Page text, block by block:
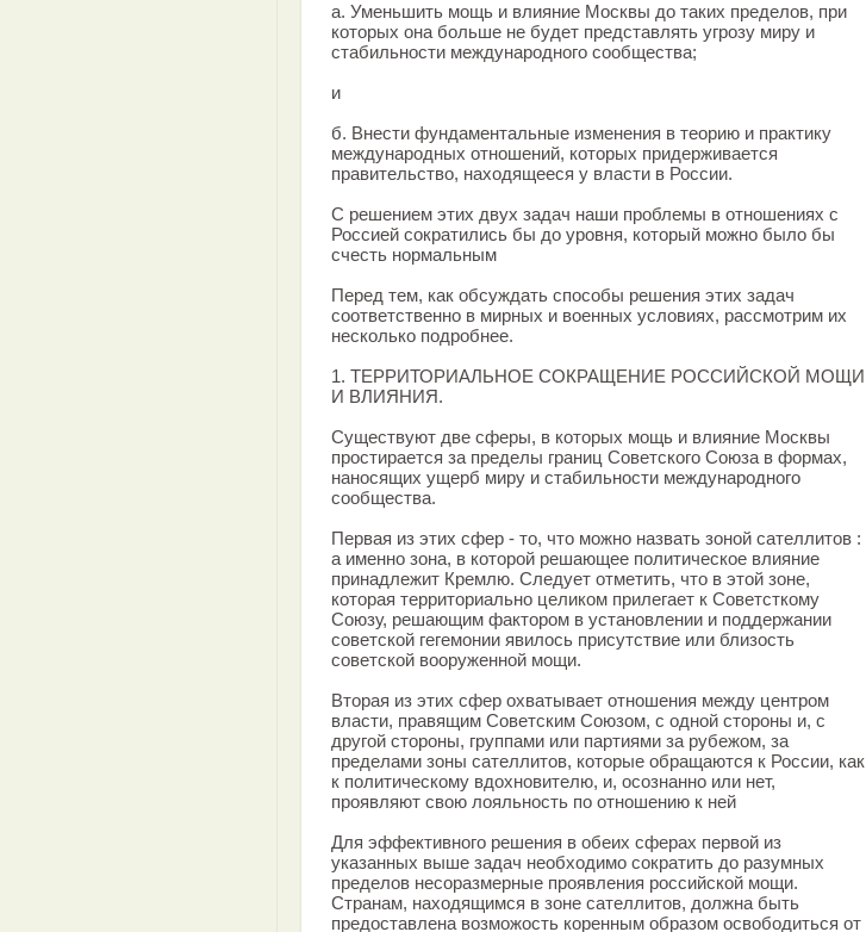
а. Уменьшить мощь и влияние Москвы до таких пределов, при
которых она больше не будет представлять угрозу миру и
стабильности международного сообщества;
и
б. Внести фундаментальные изменения в теорию и практику
международных отношений, которых придерживается
правительство, находящееся у власти в России.
С решением этих двух задач наши проблемы в отношениях с
Россией сократились бы до уровня, который можно было бы
счесть нормальным
Перед тем, как обсуждать способы решения этих задач
соответственно в мирных и военных условиях, рассмотрим их
несколько подробнее.
1. ТЕРРИТОРИАЛЬНОЕ СОКРАЩЕНИЕ РОССИЙСКОЙ МОЩИ
И ВЛИЯНИЯ.
Существуют две сферы, в которых мощь и влияние Москвы
простирается за пределы границ Советского Союза в формах,
наносящих ущерб миру и стабильности международного
сообщества.
Первая из этих сфер - то, что можно назвать зоной сателлитов :
а именно зона, в которой решающее политическое влияние
принадлежит Кремлю. Следует отметить, что в этой зоне,
которая территориально целиком прилегает к Советсткому
Союзу, решающим фактором в установлении и поддержании
советской гегемонии явилось присутствие или близость
советской вооруженной мощи.
Вторая из этих сфер охватывает отношения между центром
власти, правящим Советским Союзом, с одной стороны и, с
другой стороны, группами или партиями за рубежом, за
пределами зоны сателлитов, которые обращаются к России, как
к политическому вдохновителю, и, осознанно или нет,
проявляют свою лояльность по отношению к ней
Для эффективного решения в обеих сферах первой из
указанных выше задач необходимо сократить до разумных
пределов несоразмерные проявления российской мощи.
Странам, находящимся в зоне сателлитов, должна быть
предоставлена возможость коренным образом освободиться от